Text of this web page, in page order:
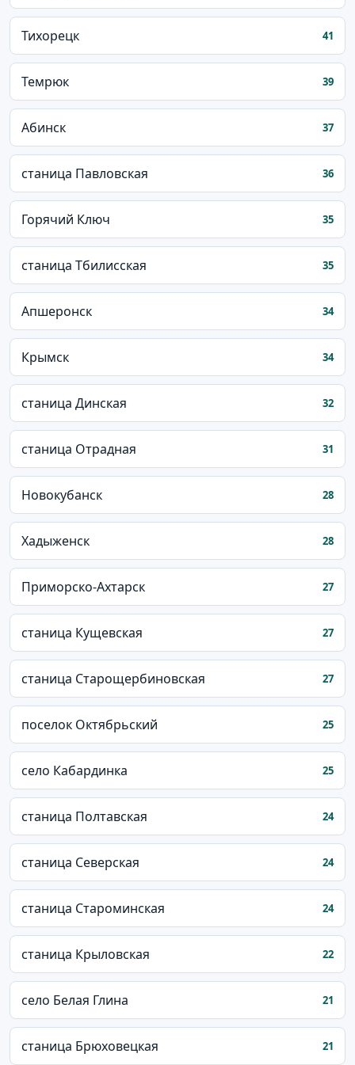
Тихорецк 41
Темрюк 39
Абинск 37
станица Павловская 36
Горячий Ключ 35
станица Тбилисская 35
Апшеронск 34
Крымск 34
станица Динская 32
станица Отрадная 31
Новокубанск 28
Хадыженск 28
Приморско-Ахтарск 27
станица Кущевская 27
станица Старощербиновская 27
поселок Октябрьский 25
село Кабардинка 25
станица Полтавская 24
станица Северская 24
станица Староминская 24
станица Крыловская 22
село Белая Глина 21
станица Брюховецкая 21